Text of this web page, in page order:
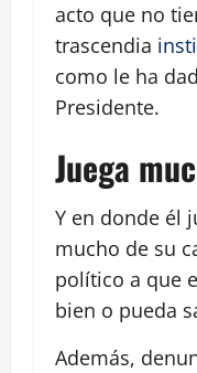
acto que no
trascendia
como le ha
Presidente.
Juega
Y en donde él
mucho de su
político a que
bien o pueda
Además,